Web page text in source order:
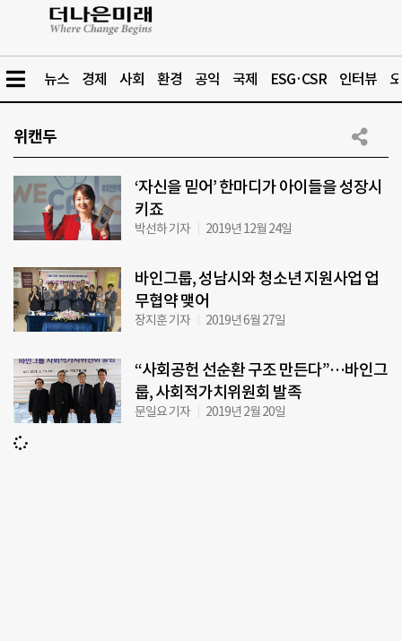
뉴스 경제 사회 환경 공익 국제 ESG·CSR 인터뷰
위캔두
‘자신을 믿어’ 한마디가 아이들을 성장시
키죠
박선하 기자 2019년 12월 24일
바인그룹, 성남시와 청소년 지원사업 업
무협약 맺어
장지훈 기자 2019년 6월 27일
“사회공헌 선순환 구조 만든다”…바인그
룹, 사회적가치위원회 발족
문일요 기자 2019년 2월 20일